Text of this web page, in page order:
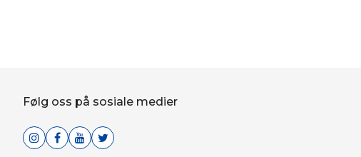
Følg oss på sosiale medier